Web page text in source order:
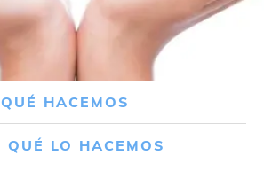
QUÉ HACEMOS
QUÉ LO HACEMOS